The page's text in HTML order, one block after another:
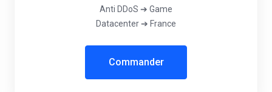
‎Anti DDoS ➔ Game
Datacenter ➔ France
Commander